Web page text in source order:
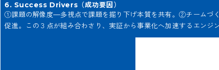
6. Success Drivers（成功要因）
①課題の解像度—多視点で課題を掘り下げ本質を共有。②チームづ
促進。この３点が組み合わさり、実証から事業化へ加速するエンジ